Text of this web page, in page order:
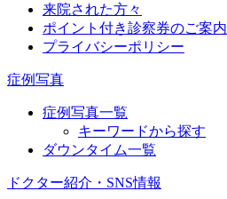
来院された方々
ポイント付き診察券のご案内
プライバシーポリシー
症例写真
症例写真一覧
キーワードから探す
ダウンタイム一覧
ドクター紹介・SNS情報